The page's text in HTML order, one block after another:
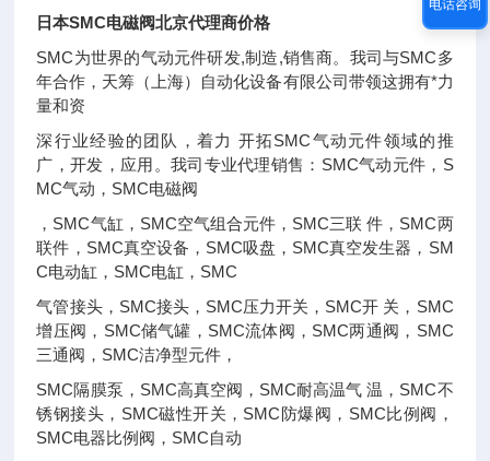
日本SMC电磁阀北京代理商价格
SMC为世界的气动元件研发,制造,销售商。我司与SMC多
年合作，天筹（上海）自动化设备有限公司带领这拥有*力
量和资
深行业经验的团队，着力 开拓SMC气动元件领域的推
广，开发，应用。我司专业代理销售：SMC气动元件，S
MC气动，SMC电磁阀
，SMC气缸，SMC空气组合元件，SMC三联 件，SMC两
联件，SMC真空设备，SMC吸盘，SMC真空发生器，SM
C电动缸，SMC电缸，SMC
气管接头，SMC接头，SMC压力开关，SMC开 关，SMC
增压阀，SMC储气罐，SMC流体阀，SMC两通阀，SMC
三通阀，SMC洁净型元件，
SMC隔膜泵，SMC高真空阀，SMC耐高温气 温，SMC不
锈钢接头，SMC磁性开关，SMC防爆阀，SMC比例阀，
SMC电器比例阀，SMC自动
电话咨询